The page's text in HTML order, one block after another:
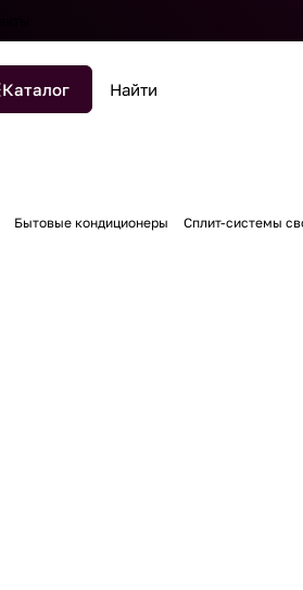
Каталог
Бытовые кондиционеры Сплит-системы